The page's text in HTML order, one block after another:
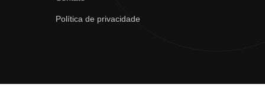
Política de privacidade